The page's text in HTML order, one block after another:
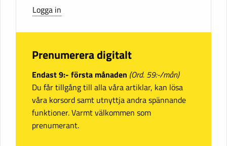
Logga in
Prenumerera digitalt
Endast 9:- första månaden (Ord. 59:-/mån)
Du får tillgång till alla våra artiklar, kan lösa
våra korsord samt utnyttja andra spännande
funktioner. Varmt välkommen som
prenumerant.